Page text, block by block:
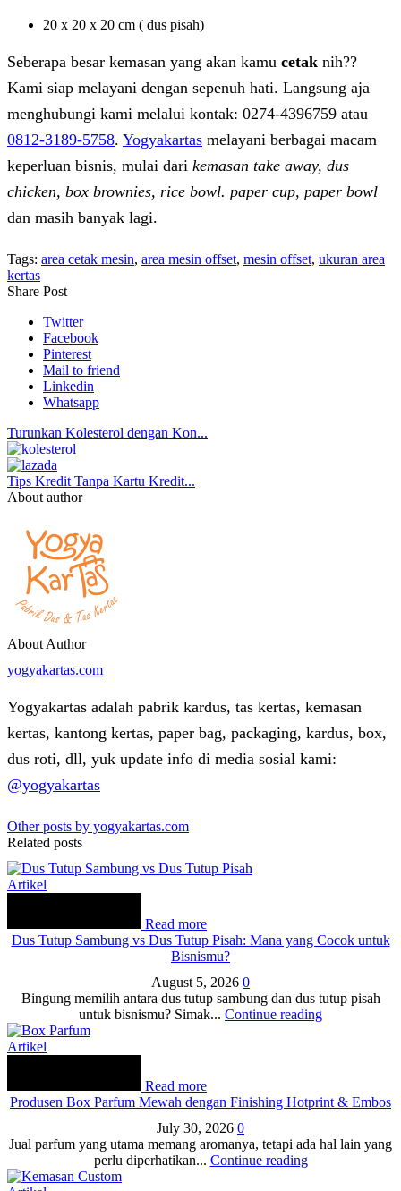
20 x 20 x 20 cm ( dus pisah)
Seberapa besar kemasan yang akan kamu cetak nih??
Kami siap melayani dengan sepenuh hati. Langsung aja
menghubungi kami melalui kontak: 0274-4396759 atau
0812-3189-5758. Yogyakartas melayani berbagai macam
keperluan bisnis, mulai dari kemasan take away, dus
chicken, box brownies, rice bowl. paper cup, paper bowl
dan masih banyak lagi.
Tags: area cetak mesin, area mesin offset, mesin offset, ukuran area
kertas
Share Post
Twitter
Facebook
Pinterest
Mail to friend
Linkedin
Whatsapp
Turunkan Kolesterol dengan Kon...
Tips Kredit Tanpa Kartu Kredit...
About author
About Author
yogyakartas.com
Yogyakartas adalah pabrik kardus, tas kertas, kemasan
kertas, kantong kertas, paper bag, packaging, kardus, box,
dus roti, dll, yuk update info di media sosial kami:
@yogyakartas
Other posts by yogyakartas.com
Related posts
Artikel
Read more
Dus Tutup Sambung vs Dus Tutup Pisah: Mana yang Cocok untuk
Bisnismu?
August 5, 2026 0
Bingung memilih antara dus tutup sambung dan dus tutup pisah
untuk bisnismu? Simak... Continue reading
Artikel
Read more
Produsen Box Parfum Mewah dengan Finishing Hotprint & Embos
July 30, 2026 0
Jual parfum yang utama memang aromanya, tetapi ada hal lain yang
perlu diperhatikan... Continue reading